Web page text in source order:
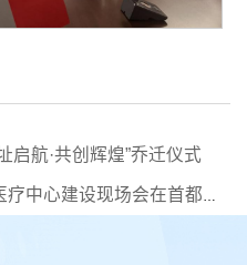
启航·共创辉煌”乔迁仪式
都医科大学附属北京天坛医院安徽医院项目召开